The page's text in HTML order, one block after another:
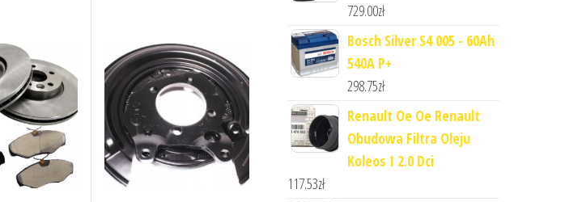
729.00zł
Bosch Silver S4 005 - 60Ah
540A P+
298.75zł
Renault Oe Oe Renault
Obudowa Filtra Oleju
Koleos I 2.0 Dci
117.53zł